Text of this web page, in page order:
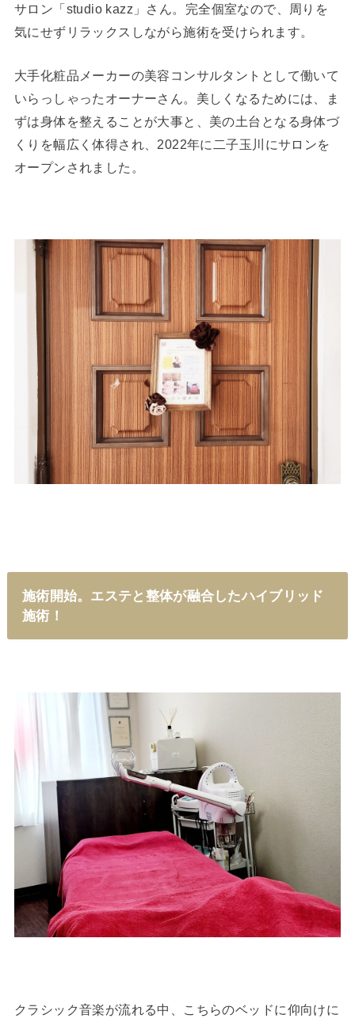
サロン「studio kazz」さん。完全個室なので、周りを
気にせずリラックスしながら施術を受けられます。
大手化粧品メーカーの美容コンサルタントとして働いて
いらっしゃったオーナーさん。美しくなるためには、ま
ずは身体を整えることが大事と、美の土台となる身体づ
くりを幅広く体得され、2022年に二子玉川にサロンを
オープンされました。
施術開始。エステと整体が融合したハイブリッド
施術！
クラシック音楽が流れる中、こちらのベッドに仰向けに